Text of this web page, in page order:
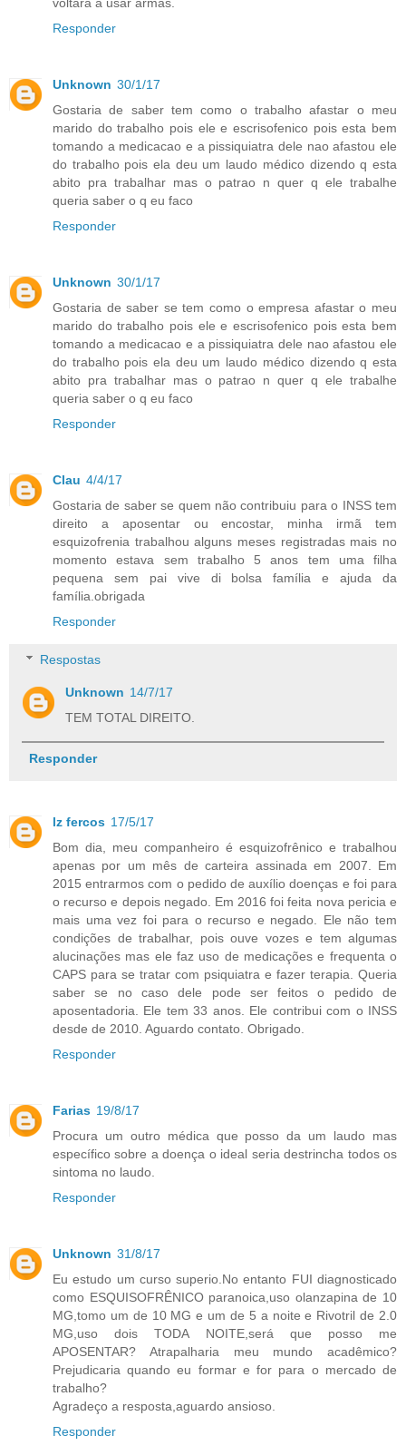
voltará a usar armas.
Responder
Unknown 30/1/17
Gostaria de saber tem como o trabalho afastar o meu
marido do trabalho pois ele e escrisofenico pois esta bem
tomando a medicacao e a pissiquiatra dele nao afastou ele
do trabalho pois ela deu um laudo médico dizendo q esta
abito pra trabalhar mas o patrao n quer q ele trabalhe
queria saber o q eu faco
Responder
Unknown 30/1/17
Gostaria de saber se tem como o empresa afastar o meu
marido do trabalho pois ele e escrisofenico pois esta bem
tomando a medicacao e a pissiquiatra dele nao afastou ele
do trabalho pois ela deu um laudo médico dizendo q esta
abito pra trabalhar mas o patrao n quer q ele trabalhe
queria saber o q eu faco
Responder
Clau 4/4/17
Gostaria de saber se quem não contribuiu para o INSS tem
direito a aposentar ou encostar, minha irmã tem
esquizofrenia trabalhou alguns meses registradas mais no
momento estava sem trabalho 5 anos tem uma filha
pequena sem pai vive di bolsa família e ajuda da
família.obrigada
Responder
Respostas
Unknown 14/7/17
TEM TOTAL DIREITO.
Responder
lz fercos 17/5/17
Bom dia, meu companheiro é esquizofrênico e trabalhou
apenas por um mês de carteira assinada em 2007. Em
2015 entrarmos com o pedido de auxílio doenças e foi para
o recurso e depois negado. Em 2016 foi feita nova pericia e
mais uma vez foi para o recurso e negado. Ele não tem
condições de trabalhar, pois ouve vozes e tem algumas
alucinações mas ele faz uso de medicações e frequenta o
CAPS para se tratar com psiquiatra e fazer terapia. Queria
saber se no caso dele pode ser feitos o pedido de
aposentadoria. Ele tem 33 anos. Ele contribui com o INSS
desde de 2010. Aguardo contato. Obrigado.
Responder
Farias 19/8/17
Procura um outro médica que posso da um laudo mas
específico sobre a doença o ideal seria destrincha todos os
sintoma no laudo.
Responder
Unknown 31/8/17
Eu estudo um curso superio.No entanto FUI diagnosticado
como ESQUISOFRÊNICO paranoica,uso olanzapina de 10
MG,tomo um de 10 MG e um de 5 a noite e Rivotril de 2.0
MG,uso dois TODA NOITE,será que posso me
APOSENTAR? Atrapalharia meu mundo acadêmico?
Prejudicaria quando eu formar e for para o mercado de
trabalho?
Agradeço a resposta,aguardo ansioso.
Responder